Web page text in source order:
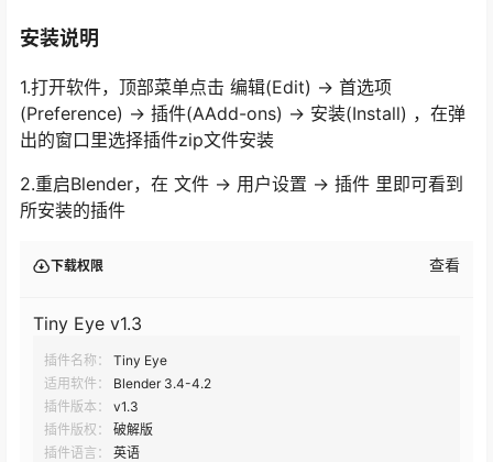
安装说明
1.打开软件，顶部菜单点击 编辑(Edit) → 首选项
(Preference) → 插件(AAdd-ons) → 安装(Install) ，在弹
出的窗口里选择插件zip文件安装
2.重启Blender，在 文件 → 用户设置 → 插件 里即可看到
所安装的插件
下载权限 查看
Tiny Eye v1.3
插件名称：
Tiny Eye
适用软件：
Blender 3.4-4.2
插件版本：
v1.3
插件版权：
破解版
插件语言：
英语